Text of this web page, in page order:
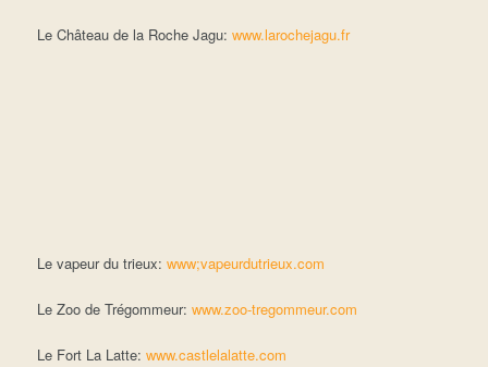
Le Château de la Roche Jagu:www.larochejagu.fr
Le vapeur du trieux:www;vapeurdutrieux.com
Le Zoo de Trégommeur:www.zoo-tregommeur.com
Le Fort La Latte:www.castlelalatte.com